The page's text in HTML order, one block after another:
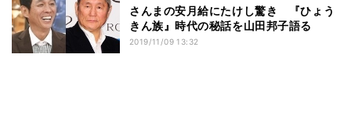
さんまの安月給にたけし驚き 『ひょう
きん族』時代の秘話を山田邦子語る
2019/11/09 13:32